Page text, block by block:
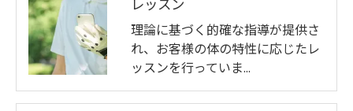
レッスン
理論に基づく的確な指導が提供さ
れ、お客様の体の特性に応じたレ
ッスンを行っていま…